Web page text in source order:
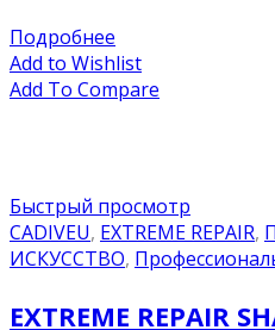
Подробнее
Add to Wishlist
Add To Compare
Быстрый просмотр
CADIVEU, EXTREME REPAIR,
ИСКУССТВО,
EXTREME REPAIR